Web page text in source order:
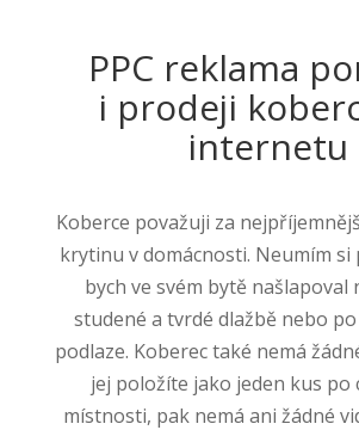
PPC reklama
i prodeji
internetu
Koberce považuji za
krytinu v domácnosti. Neumím si
bych ve svém bytě našlapoval
studené a tvrdé dlažbě nebo
podlaze. Koberec také nemá
jej položíte jako jeden kus po
místnosti, pak nemá ani žádné